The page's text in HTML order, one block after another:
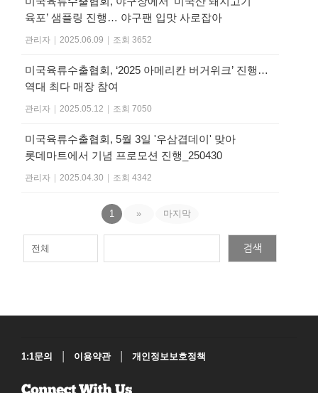
육포’ 샘플링 진행… 야구팬 입맛 사로잡아
관리자 2025.06.09 조회 3652
미국육류수출협회, ‘2025 아메리칸 버거위크’ 진행…
역대 최다 매장 참여
관리자 2025.05.12 조회 7050
미국육류수출협회, 5월 3일 '우삼겹데이' 맞아
롯데마트에서 기념 프로모션 진행_250430
관리자 2025.04.30 조회 4342
1 » 마지막
검색
1:1문의 이용약관 개인정보보호정책